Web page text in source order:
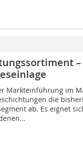
Markteinführung im
die
ab. Es eignet